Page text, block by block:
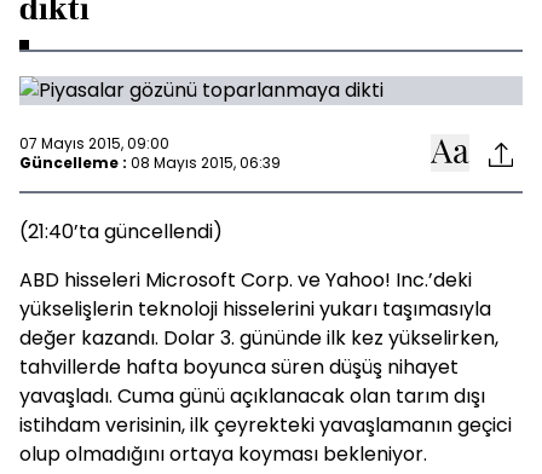
dikti
07 Mayıs 2015, 09:00
Güncelleme : 08 Mayıs 2015, 06:39
(21:40’ta güncellendi)
ABD hisseleri Microsoft Corp. ve Yahoo! Inc.’deki
yükselişlerin teknoloji hisselerini yukarı taşımasıyla
değer kazandı. Dolar 3. gününde ilk kez yükselirken,
tahvillerde hafta boyunca süren düşüş nihayet
yavaşladı. Cuma günü açıklanacak olan tarım dışı
istihdam verisinin, ilk çeyrekteki yavaşlamanın geçici
olup olmadığını ortaya koyması bekleniyor.